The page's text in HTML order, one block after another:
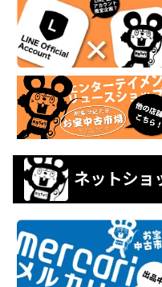
ネットショ